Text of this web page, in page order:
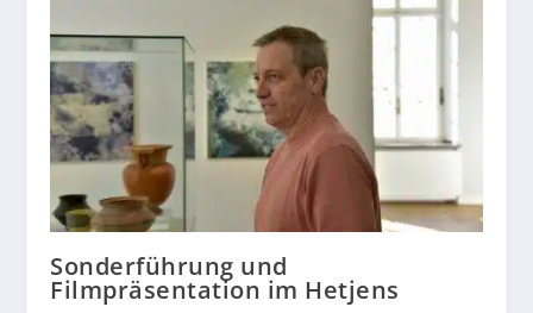
Sonderführung und
Filmpräsentation im Hetjens